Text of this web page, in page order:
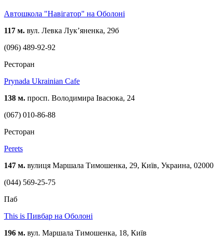
Автошкола "Навігатор" на Оболоні
117 м. вул. Левка Лукʼяненка, 29б
(096) 489-92-92
Ресторан
Prynada Ukrainian Cafe
138 м. просп. Володимира Івасюка, 24
(067) 010-86-88
Ресторан
Perets
147 м. вулиця Маршала Тимошенка, 29, Київ, Украина, 02000
(044) 569-25-75
Паб
This is Пивбар на Оболоні
196 м. вул. Маршала Тимошенка, 18, Київ